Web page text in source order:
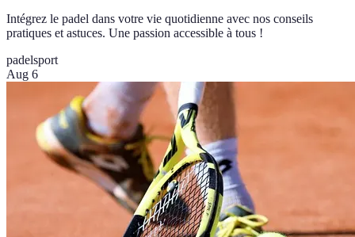
Intégrez le padel dans votre vie quotidienne avec nos conseils
pratiques et astuces. Une passion accessible à tous !
padelsport
Aug 6